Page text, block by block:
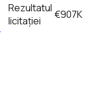
Rezultatul
licitației
€907K